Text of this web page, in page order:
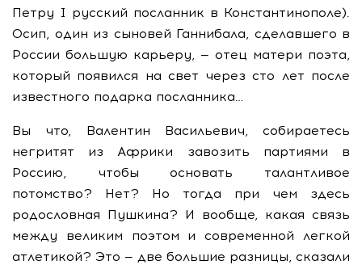
Петру I русский посланник в Константинополе).
Осип, один из сыновей Ганнибала, сделавшего в
России большую карьеру, — отец матери поэта,
который появился на свет через сто лет после
известного подарка посланника…
Вы что, Валентин Васильевич, собираетесь
негритят из Африки завозить партиями в
Россию, чтобы основать талантливое
потомство? Нет? Но тогда при чем здесь
родословная Пушкина? И вообще, какая связь
между великим поэтом и современной легкой
атлетикой? Это — две большие разницы, сказали